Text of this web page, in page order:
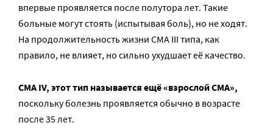
впервые проявляется после полутора лет. Такие
больные могут стоять (испытывая боль), но не ходят.
На продолжительность жизни СМА III типа, как
правило, не влияет, но сильно ухудшает её качество.
СМАIV, этот тип называется ещё «взрослой СМА»,
поскольку болезнь проявляется обычно в возрасте
после 35 лет.